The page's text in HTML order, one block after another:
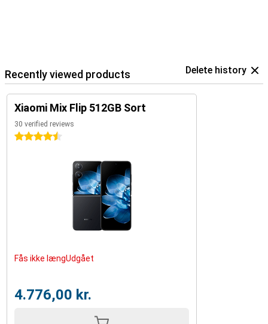
Recently viewed products Delete history
Xiaomi Mix Flip 512GB Sort
30 verified reviews
4.5 stars
Fås ikke længUdgået
4.776,00 kr.